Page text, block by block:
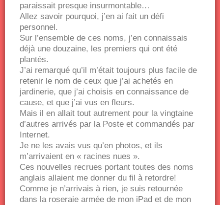
paraissait presque insurmontable…
Allez savoir pourquoi, j’en ai fait un défi
personnel.
Sur l’ensemble de ces noms, j’en connaissais
déjà une douzaine, les premiers qui ont été
plantés.
J’ai remarqué qu’il m’était toujours plus facile de
retenir le nom de ceux que j’ai achetés en
jardinerie, que j’ai choisis en connaissance de
cause, et que j’ai vus en fleurs.
Mais il en allait tout autrement pour la vingtaine
d’autres arrivés par la Poste et commandés par
Internet.
Je ne les avais vus qu’en photos, et ils
m’arrivaient en « racines nues ».
Ces nouvelles recrues portant toutes des noms
anglais allaient me donner du fil à retordre!
Comme je n’arrivais à rien, je suis retournée
dans la roseraie armée de mon iPad et de mon